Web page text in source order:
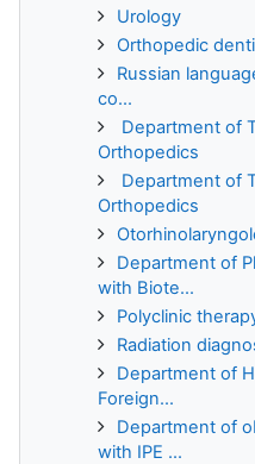
Urology
Orthopedic
Russian
co...
Department of
Orthopedics
Department of
Orthopedics
Department of
with Biote...
Polyclinic
Radiation
Department of
Foreign...
Department of
with IPE ...